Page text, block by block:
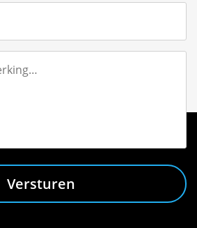
Versturen